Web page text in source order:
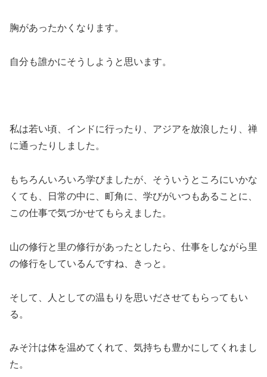
胸があったかくなります。
自分も誰かにそうしようと思います。
私は若い頃、インドに行ったり、アジアを放浪したり、禅
に通ったりしました。
もちろんいろいろ学びましたが、そういうところにいかな
くても、日常の中に、町角に、学びがいつもあることに、
この仕事で気づかせてもらえました。
山の修行と里の修行があったとしたら、仕事をしながら里
の修行をしているんですね、きっと。
そして、人としての温もりを思いださせてもらってもい
る。
みそ汁は体を温めてくれて、気持ちも豊かにしてくれまし
た。